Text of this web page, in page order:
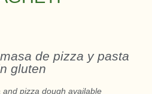
de pizza y pasta
gluten
pizza dough available